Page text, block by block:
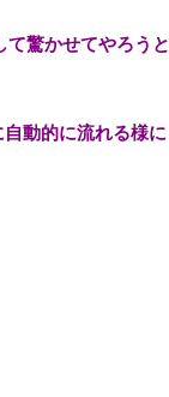
て驚かせてやろうと
動的に流れる様に